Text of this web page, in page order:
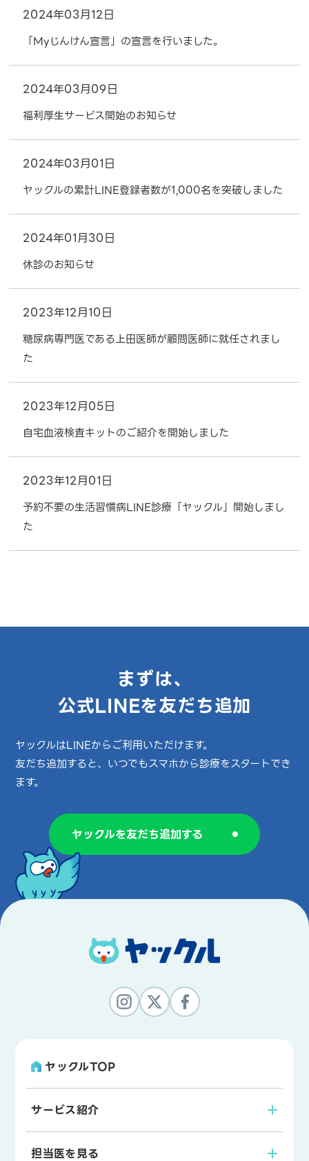
2024年03月12日
「Myじんけん宣言」の宣言を行いました。
2024年03月09日
福利厚生サービス開始のお知らせ
2024年03月01日
ヤックルの累計LINE登録者数が1,000名を突破しました
2024年01月30日
休診のお知らせ
2023年12月10日
糖尿病専門医である上田医師が顧問医師に就任されまし
た
2023年12月05日
自宅血液検査キットのご紹介を開始しました
2023年12月01日
予約不要の生活習慣病LINE診療「ヤックル」開始しまし
た
まずは、
公式LINEを友だち追加
ヤックルはLINEからご利用いただけます。
友だち追加すると、いつでもスマホから診療をスタートでき
ます。
ヤックルを友だち追加する
ヤックルTOP
サービス紹介
担当医を見る